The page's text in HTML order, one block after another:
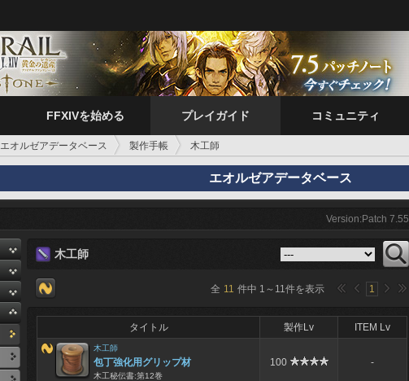
FFXIVを始める プレイガイド コミュニティ
エオルゼアデータベース 製作手帳 木工師
エオルゼアデータベース
Version:Patch 7.55
木工師
全 11 件中 1 ～ 11件を表示 1
タイトル 製作Lv ITEM Lv
木工師
包丁強化用グリップ材
木工秘伝書:第12巻
100 -